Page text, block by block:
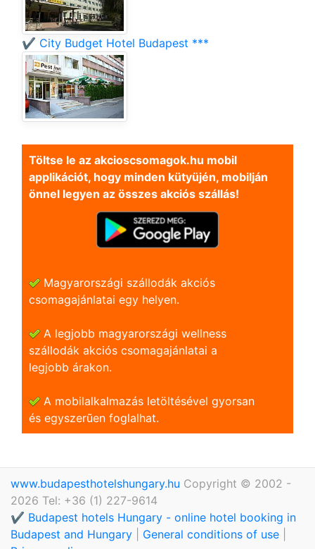
✔️ City Budget Hotel Budapest ***
Töltse le az akcioscsomagok.hu mobil
applikációt, hogy minden kütyüjén, mobilján
önnel legyen az összes akciós szállás!
Magyarországi szállodák akciós
csomagajánlatai egy helyen.
A legjobb magyarországi wellness
szállodák akciós csomagajánlatai a
legjobb árakon.
A mobilalkalmazás letöltésével gyorsan
és egyszerũen foglalhat.
www.budapesthotelshungary.hu Copyright © 2002 -
2026 Tel: +36 (1) 227-9614
✔️ Budapest hotels Hungary - online hotel booking in
Budapest and Hungary
General conditions of use